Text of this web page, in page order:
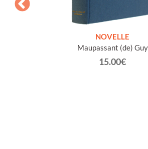
NOVELLE
Maupassant (de) Guy
15.00€